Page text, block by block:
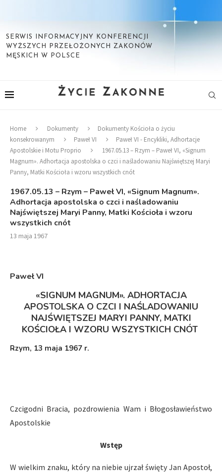
SERWIS INFORMACYJNY KONFERENCJI
WYŻSZYCH PRZEŁOŻONYCH ZAKONÓW
MĘSKICH W POLSCE
Home Dokumenty
Dokumenty Kościoła o życiu
konsekrowanym
Paweł VI
Paweł VI - Encykliki, Adhortacje
Apostolskie i Motu Proprio
1967.05.13 – Rzym – Paweł VI, «Signum
Magnum». Adhortacja apostolska o czci i naśladowaniu Najświętszej Maryi
Panny, Matki Kościoła i wzoru wszystkich cnót
1967.05.13 – Rzym – Paweł VI, «Signum Magnum».
Adhortacja apostolska o czci i naśladowaniu
Najświętszej Maryi Panny, Matki Kościoła i wzoru
wszystkich cnót
13 maja 1967
Paweł VI
«SIGNUM MAGNUM». ADHORTACJA
APOSTOLSKA O CZCI I NAŚLADOWANIU
NAJŚWIĘTSZEJ MARYI PANNY, MATKI
KOŚCIOŁA I WZORU WSZYSTKICH CNÓT
Rzym, 13 maja 1967 r.
Czcigodni Bracia, pozdrowienia Wam i Błogosławieństwo
Apostolskie
Wstęp
W wielkim znaku, który na niebie ujrzał święty Jan Apostoł,